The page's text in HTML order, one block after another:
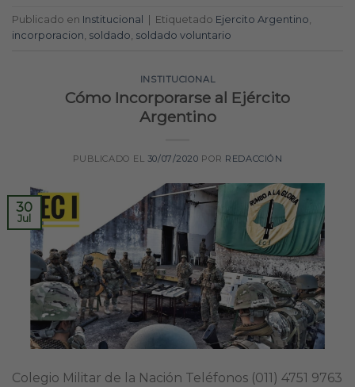
Publicado en Institucional Etiquetado Ejercito Argentino
incorporacion soldado soldado voluntario
INSTITUCIONAL
Cómo Incorporarse al Ejército
Argentino
PUBLICADO EL 30/07/2020 POR REDACCIÓN
30
Jul
Colegio Militar de la Nación Teléfonos (011) 4751 9763